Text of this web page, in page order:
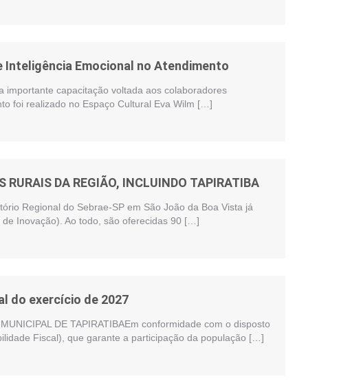
Emocional no Atendimento
importante capacitação voltada aos colaboradores
foi realizado no Espaço Cultural Eva Wilm […]
RURAIS DA REGIÃO, INCLUINDO TAPIRATIBA
Regional do Sebrae-SP em São João da Boa Vista já
Inovação). Ao todo, são oferecidas 90 […]
do exercício de 2027
DE TAPIRATIBAEm conformidade com o disposto
Fiscal), que garante a participação da população […]